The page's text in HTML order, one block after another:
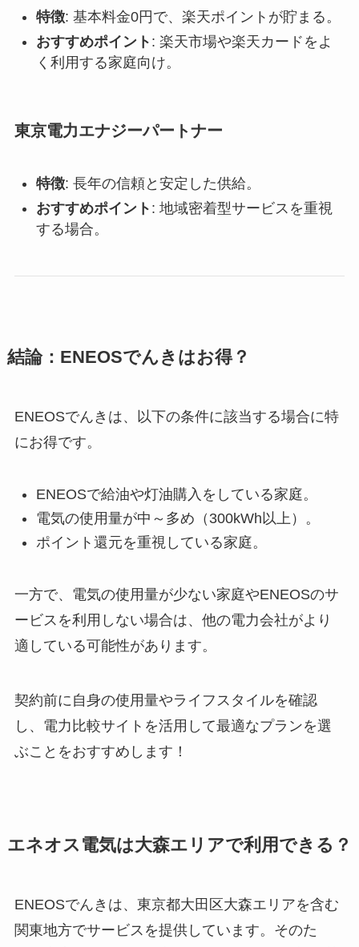
特徴: 基本料金0円で、楽天ポイントが貯まる。
おすすめポイント : 楽天市場や楽天カードをよ
く利用する家庭向け。
東京電力エナジーパートナー
特徴: 長年の信頼と安定した供給。
おすすめポイント : 地域密着型サービスを重視
する場合。
結論：ENEOSでんきはお得？
ENEOSでんきは、以下の条件に該当する場合に特
にお得です。
ENEOSで給油や灯油購入をしている家庭。
電気の使用量が中～多め（300kWh以上）。
ポイント還元を重視している家庭。
一方で、電気の使用量が少ない家庭やENEOSのサ
ービスを利用しない場合は、他の電力会社がより
適している可能性があります。
契約前に自身の使用量やライフスタイルを確認
し、電力比較サイトを活用して最適なプランを選
ぶことをおすすめします！
エネオス電気は大森エリアで利用できる？
ENEOSでんきは、東京都大田区大森エリアを含む
関東地方でサービスを提供しています。そのた